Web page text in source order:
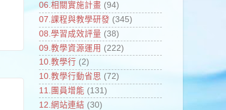
06.相關實施計畫 (94)
07.課程與教學研發 (345)
08.學習成效評量 (38)
09.教學資源運用 (222)
10.教學行 (2)
10.教學行動省思 (72)
11.團員增能 (131)
12.網站連結 (30)